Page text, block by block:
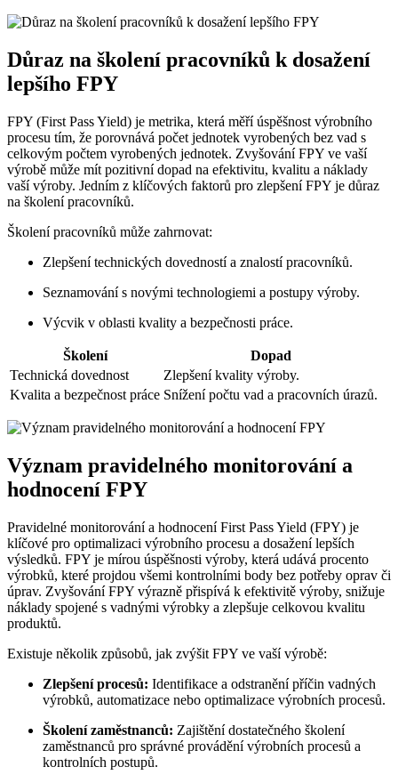
Důraz na školení pracovníků k dosažení
lepšího FPY
FPY (First Pass Yield) je metrika, která měří úspěšnost výrobního
procesu tím, že porovnává počet jednotek vyrobených bez vad s
celkovým počtem vyrobených jednotek. Zvyšování FPY ve vaší
výrobě může mít pozitivní dopad na efektivitu, kvalitu a náklady
vaší výroby. Jedním z klíčových faktorů pro zlepšení FPY je důraz
na školení pracovníků.
Školení pracovníků může zahrnovat:
Zlepšení technických dovedností a znalostí pracovníků.
Seznamování s novými technologiemi a postupy výroby.
Výcvik v oblasti kvality a bezpečnosti práce.
Školení
Dopad
Technická dovednost
Zlepšení kvality výroby.
Kvalita a bezpečnost práce Snížení počtu vad a pracovních úrazů.
Význam pravidelného monitorování a
hodnocení FPY
Pravidelné monitorování a hodnocení First Pass Yield (FPY) je
klíčové pro optimalizaci výrobního procesu a dosažení lepších
výsledků. FPY je mírou úspěšnosti výroby, která udává procento
výrobků, které projdou všemi kontrolními body bez potřeby oprav či
úprav. Zvyšování FPY výrazně přispívá k efektivitě výroby, snižuje
náklady spojené s vadnými výrobky a zlepšuje celkovou kvalitu
produktů.
Existuje několik způsobů, jak zvýšit FPY ve vaší výrobě:
Zlepšení procesů: Identifikace a odstranění příčin vadných
výrobků, automatizace nebo optimalizace výrobních procesů.
Školení zaměstnanců: Zajištění dostatečného školení
zaměstnanců pro správné provádění výrobních procesů a
kontrolních postupů.